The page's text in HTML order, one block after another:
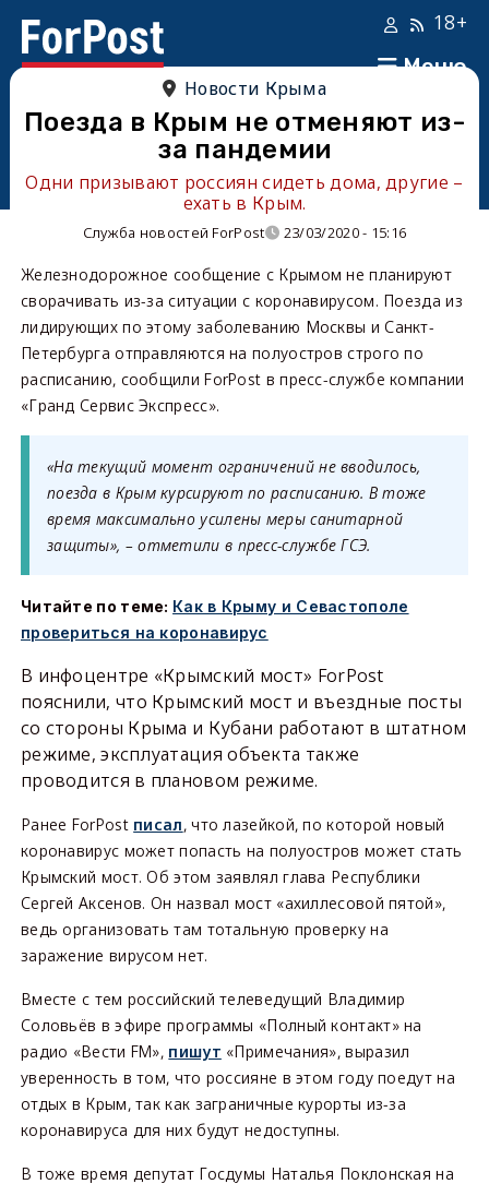
Меню
18+
Новости Крыма
Поезда в Крым не отменяют из-
за пандемии
Одни призывают россиян сидеть дома, другие –
ехать в Крым.
Служба новостей ForPost 23/03/2020 - 15:16
Железнодорожное сообщение с Крымом не планируют
сворачивать из-за ситуации с коронавирусом. Поезда из
лидирующих по этому заболеванию Москвы и Санкт-
Петербурга отправляются на полуостров строго по
расписанию, сообщили ForPost в пресс-службе компании
«Гранд Сервис Экспресс».
«На текущий момент ограничений не вводилось,
поезда в Крым курсируют по расписанию. В тоже
время максимально усилены меры санитарной
защиты», – отметили в пресс-службе ГСЭ.
Читайте по теме: Как в Крыму и Севастополе
провериться на коронавирус
В инфоцентре «Крымский мост» ForPost
пояснили, что Крымский мост и въездные посты
со стороны Крыма и Кубани работают в штатном
режиме, эксплуатация объекта также
проводится в плановом режиме.
Ранее ForPost писал, что лазейкой, по которой новый
коронавирус может попасть на полуостров может стать
Крымский мост. Об этом заявлял глава Республики
Сергей Аксенов. Он назвал мост «ахиллесовой пятой»,
ведь организовать там тотальную проверку на
заражение вирусом нет.
Вместе с тем российский телеведущий Владимир
Соловьёв в эфире программы «Полный контакт» на
радио «Вести FM», пишут «Примечания», выразил
уверенность в том, что россияне в этом году поедут на
отдых в Крым, так как заграничные курорты из-за
коронавируса для них будут недоступны.
В тоже время депутат Госдумы Наталья Поклонская на